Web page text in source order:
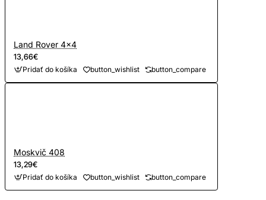
Land Rover 4x4
13,66€
Pridať do košíka button_wishlist button_compare
Moskvič 408
13,29€
Pridať do košíka button_wishlist button_compare